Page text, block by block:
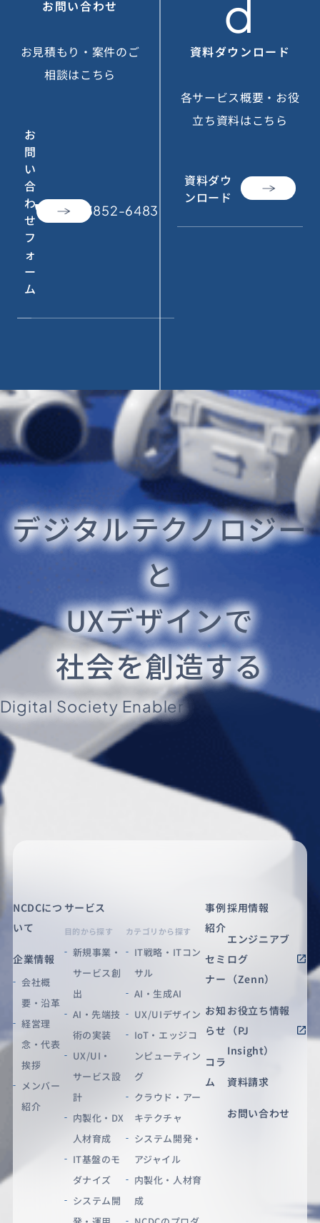
お問い合わせ
お見積もり・案件のご
相談はこちら
お
問
い
合
わ
せ
フ
ォ
ー
ム
call 050-3852-6483
d
資料ダウンロード
各サービス概要・お役
立ち資料はこちら
資料ダウ
ンロード
デジタルテクノロジー
と
UXデザインで
社会を創造する
Digital Society Enabler.
NCDCにつ
いて
企業情報
会社概
要・沿革
経営理
念・代表
挨拶
メンバー
紹介
サービス
目的から探す
新規事業・
サービス創
出
AI・先端技
術の実装
UX/UI・
サービス設
計
内製化・DX
人材育成
IT基盤のモ
ダナイズ
システム開
カテゴリから探す
IT戦略・ITコン
サル
AI・生成AI
UX/UIデザイン
IoT・エッジコ
ンピューティン
グ
クラウド・アー
キテクチャ
システム開発・
アジャイル
内製化・人材育
成
事例
紹介
セミ
ナー
お知
らせ
コラ
ム
採用情報
エンジニアブ
ログ
（Zenn）
お役立ち情報
（PJ
Insight）
資料請求
お問い合わせ